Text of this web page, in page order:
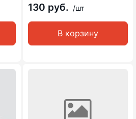
130 руб. /шт
В корзину